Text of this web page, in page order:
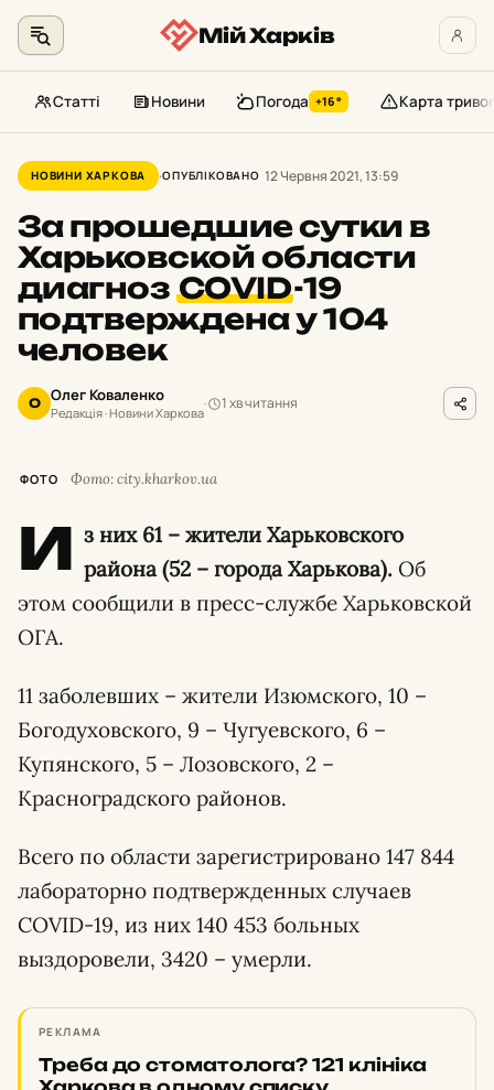
до
контенту
Мій Харків
Статті Новини Погода +16° Карта тривог
НОВИНИ ХАРКОВА ОПУБЛІКОВАНО 12 Червня 2021, 13:59
За прошедшие сутки в
Харьковской области
диагноз COVID-19
подтверждена у 104
человек
О Олег Коваленко
Редакція · Новини Харкова
1 хв читання
ФОТО Фото: city.kharkov.ua
И з них 61 – жители Харьковского
района (52 – города Харькова). Об
этом сообщили в пресс-службе Харьковской
ОГА.
11 заболевших – жители Изюмского, 10 –
Богодуховского, 9 – Чугуевского, 6 –
Купянского, 5 – Лозовского, 2 –
Красноградского районов.
Всего по области зарегистрировано 147 844
лабораторно подтвержденных случаев
СOVID-19, из них 140 453 больных
выздоровели, 3420 – умерли.
РЕКЛАМА
Треба до стоматолога? 121 клініка